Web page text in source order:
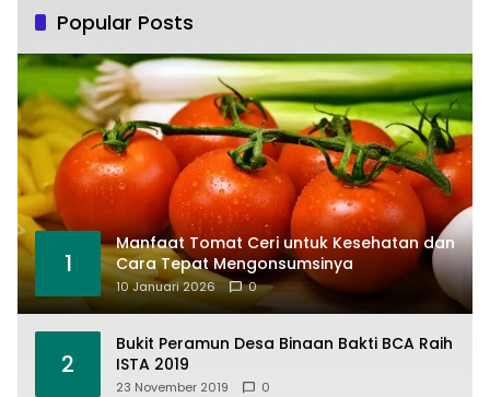
Popular Posts
1
Manfaat Tomat Ceri untuk Kesehatan dan
Cara Tepat Mengonsumsinya
10 Januari 2026 0
2
Bukit Peramun Desa Binaan Bakti BCA Raih
ISTA 2019
23 November 2019 0